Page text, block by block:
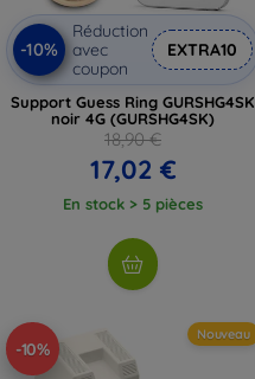
-10%
Réduction
avec
coupon
EXTRA10
Support Guess Ring GURSHG4SK
noir 4G (GURSHG4SK)
18,90 €
17,02 €
En stock > 5 pièces
-10%
Nouveau